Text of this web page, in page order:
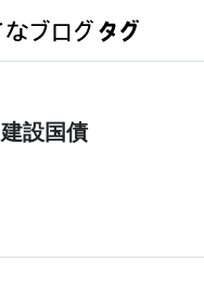
建設国債